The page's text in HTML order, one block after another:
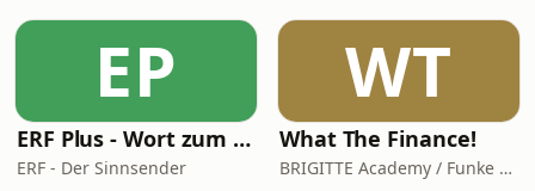
EP
ERF Plus - Wort zum Tag
ERF - Der Sinnsender
WT
What The Finance!
BRIGITTE Academy / Funke Woman, People & Family GmbH